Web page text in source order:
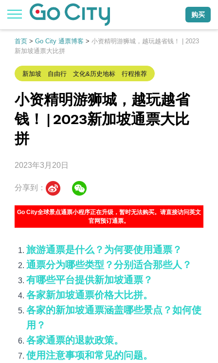
购买
首页 > Go City 通票博客 > 小资精明游狮城，越玩越省钱！ | 2023
新加坡通票大比拼
新加坡 自由行 文化&历史地标 行程推荐
小资精明游狮城，越玩越省
钱！ | 2023新加坡通票大比
拼
2023年3月20日
分享到：
Go City全球景点通票小程序正在升级，暂时无法购买。请直接访问英文
官网预订通票。
旅游通票是什么？为何要使用通票？
通票分为哪些类型？分别适合那些人？
有哪些平台提供新加坡通票？
各家新加坡通票价格大比拼。
各家的新加坡通票涵盖哪些景点？如何使
用？
各家通票的退款政策。
使用注意事项和常见的问题。